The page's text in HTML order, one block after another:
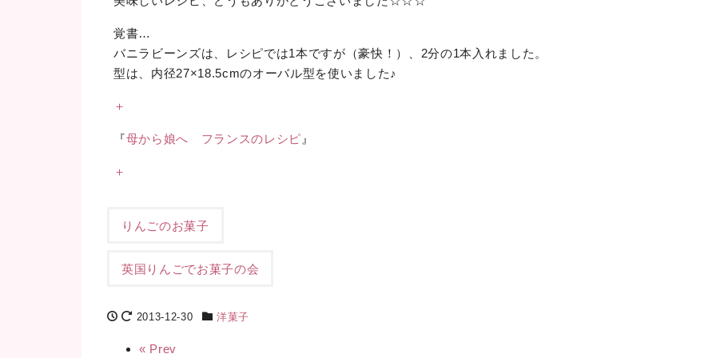
覚書…
バニラビーンズは、レシピでは1本ですが（豪快！）、2分の1本入れました。
型は、内径27×18.5cmのオーバル型を使いました♪
＋
『母から娘へ フランスのレシピ 』
＋
りんごのお菓子
英国りんごでお菓子の会
2013-12-30 洋菓子
« Prev